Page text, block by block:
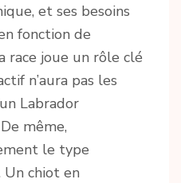
et ses besoins
fonction de
race joue un rôle clé
n’aura pas les
Labrador
même,
le type
Un chiot en